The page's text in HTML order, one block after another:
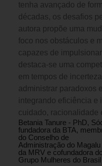
tenha avançado de
décadas, os desafios
autora propõe uma
foco nos obstáculos e
capazes de
destaca-se uma
em tempos de
administrar paradoxos
integrando eficiência e
cuidado, racionalidade
Betania Tanure - PhD,
fundadora da BTA,
do Conselho de
Administração do Magalu
da MRV e cofundadora
Grupo Mulheres do Brasil